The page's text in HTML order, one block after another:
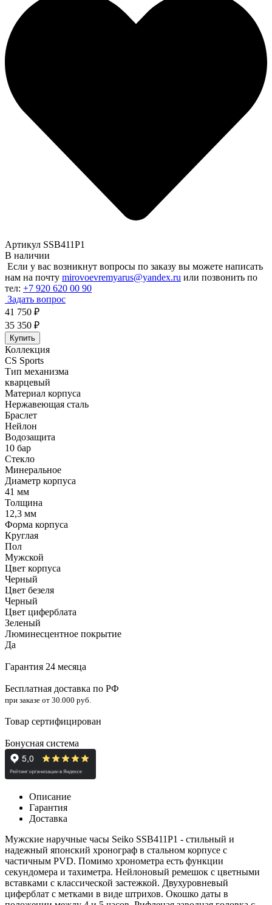
Артикул SSB411P1
В наличии
Если у вас возникнут вопросы по заказу вы можете написать
нам на почту mirovoevremyarus@yandex.ru или позвонить по
тел: +7 920 620 00 90
Задать вопрос
41 750 ₽
35 350 ₽
Купить
Коллекция
CS Sports
Тип механизма
кварцевый
Материал корпуса
Нержавеющая сталь
Браслет
Нейлон
Водозащита
10 бар
Стекло
Минеральное
Диаметр корпуса
41 мм
Толщина
12,3 мм
Форма корпуса
Круглая
Пол
Мужской
Цвет корпуса
Черный
Цвет безеля
Черный
Цвет циферблата
Зеленый
Люминесцентное покрытие
Да
Гарантия 24 месяца
Бесплатная доставка по РФ
при заказе от 30.000 руб.
Товар сертифицирован
Бонусная система
Описание
Гарантия
Доставка
Мужские наручные часы Seiko SSB411P1 - стильный и
надежный японский хронограф в стальном корпусе с
частичным PVD. Помимо хронометра есть функции
секундомера и тахиметра. Нейлоновый ремешок с цветными
вставками с классической застежкой. Двухуровневый
циферблат с метками в виде штрихов. Окошко даты в